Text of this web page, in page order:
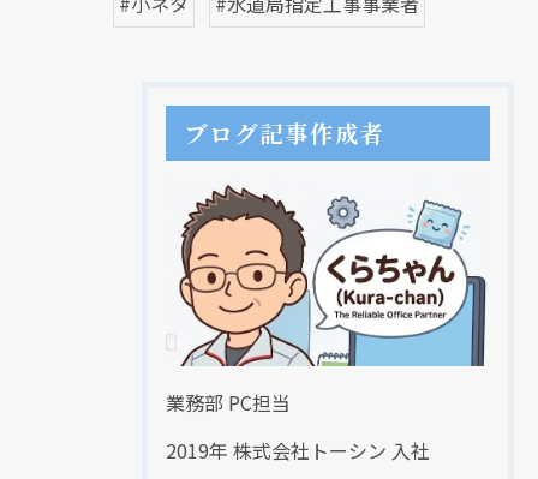
ブログ記事作成者
業務部 PC担当
2019年 株式会社トーシン 入社
現在、新聞に入っている折込チラシです。
現在、新聞に入っている折込チラシです。